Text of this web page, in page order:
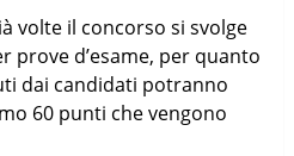
volte il concorso si svolge
prove d’esame, per quanto
dai candidati potranno
60 punti che vengono